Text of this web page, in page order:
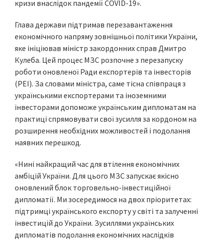
кризи внаслідок пандемії COVID-19».
Глава держави підтримав перезавантаження
економічного напряму зовнішньої політики України,
яке ініціював міністр закордонних справ Дмитро
Кулеба. Цей процес МЗС розпочне з перезапуску
роботи оновленої Ради експортерів та інвесторів
(РЕІ). За словами міністра, саме тісна співпраця з
українськими експортерами та іноземними
інвесторами допоможе українським дипломатам на
практиці спрямовувати свої зусилля за кордоном на
розширення необхідних можливостей і подолання
наявних перешкод.
«Нині найкращий час для втілення економічних
амбіцій України. Для цього МЗС запускає якісно
оновлений блок торговельно-інвестиційної
дипломатії. Ми зосередимося на двох пріоритетах:
підтримці українського експорту у світі та залученні
інвестицій до України. Зусиллями українських
дипломатів подолання економічних наслідків